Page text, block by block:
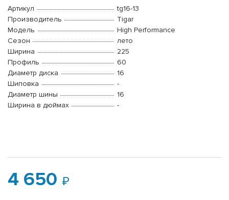
Артикул
tg16-13
Производитель
Tigar
Модель
High Performance
Сезон
лето
Ширина
225
Профиль
60
Диаметр диска
16
Шиповка
-
Диаметр шины
16
Ширина в дюймах
-
4 650